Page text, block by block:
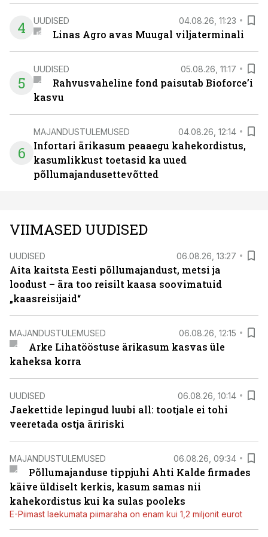
4 UUDISED 04.08.26, 11:23
Linas Agro avas Muugal viljaterminali
5
UUDISED 05.08.26, 11:17
Rahvusvaheline fond paisutab Bioforce’i
kasvu
6
MAJANDUSTULEMUSED 04.08.26, 12:14
Infortari ärikasum peaaegu kahekordistus,
kasumlikkust toetasid ka uued
põllumajandusettevõtted
VIIMASED UUDISED
UUDISED 06.08.26, 13:27
Aita kaitsta Eesti põllumajandust, metsi ja
loodust – ära too reisilt kaasa soovimatuid
„kaasreisijaid“
MAJANDUSTULEMUSED 06.08.26, 12:15
Arke Lihatööstuse ärikasum kasvas üle
kaheksa korra
UUDISED 06.08.26, 10:14
Jaekettide lepingud luubi all: tootjale ei tohi
veeretada ostja äririski
MAJANDUSTULEMUSED 06.08.26, 09:34
Põllumajanduse tippjuhi Ahti Kalde firmades
käive üldiselt kerkis, kasum samas nii
kahekordistus kui ka sulas pooleks
E-Piimast laekumata piimaraha on enam kui 1,2 miljonit eurot